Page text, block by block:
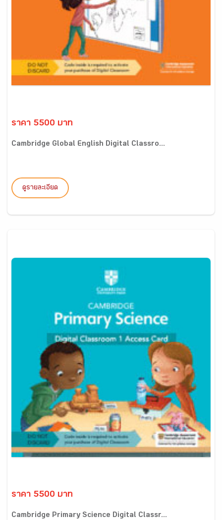
ราคา 5500 บาท
Cambridge Global English Digital Classro...
ดูรายละเอียด
ราคา 5500 บาท
Cambridge Primary Science Digital Classr...